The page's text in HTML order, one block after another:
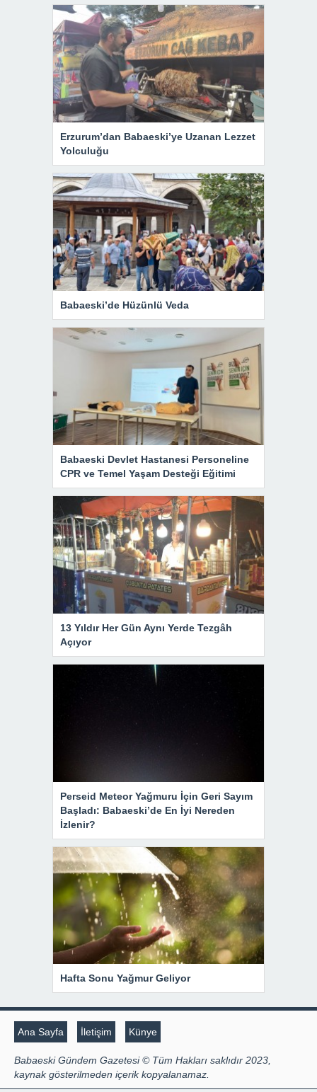
Erzurum’dan Babaeski’ye Uzanan Lezzet
Yolculuğu
Babaeski’de Hüzünlü Veda
Babaeski Devlet Hastanesi Personeline
CPR ve Temel Yaşam Desteği Eğitimi
13 Yıldır Her Gün Aynı Yerde Tezgâh
Açıyor
Perseid Meteor Yağmuru İçin Geri Sayım
Başladı: Babaeski’de En İyi Nereden
İzlenir?
Hafta Sonu Yağmur Geliyor
Ana Sayfa İletişim Künye
Babaeski Gündem Gazetesi © Tüm Hakları saklıdır 2023,
kaynak gösterilmeden içerik kopyalanamaz.